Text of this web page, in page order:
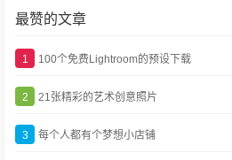
最赞的文章
1 100个免费Lightroom的预设下载
2 21张精彩的艺术创意照片
3 每个人都有个梦想小店铺